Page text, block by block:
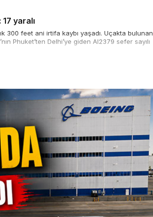
yaralı
300 feet ani irtifa kaybı yaşadı. Uçakta bulunan
Phuket’ten Delhi’ye giden AI2379 sefer sayılı